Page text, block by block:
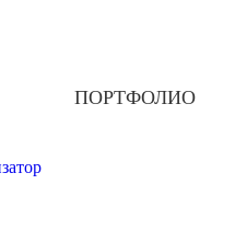
ПОРТФОЛИО